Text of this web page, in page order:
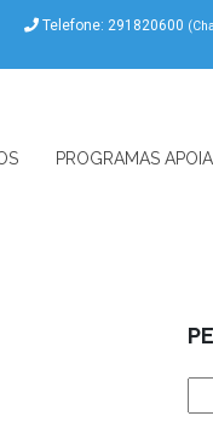
Telefone: 291820600
PROGRAMAS